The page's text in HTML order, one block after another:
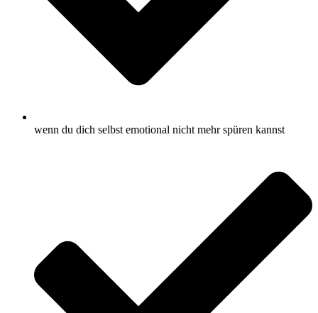
wenn du dich selbst emotional nicht mehr spüren kannst